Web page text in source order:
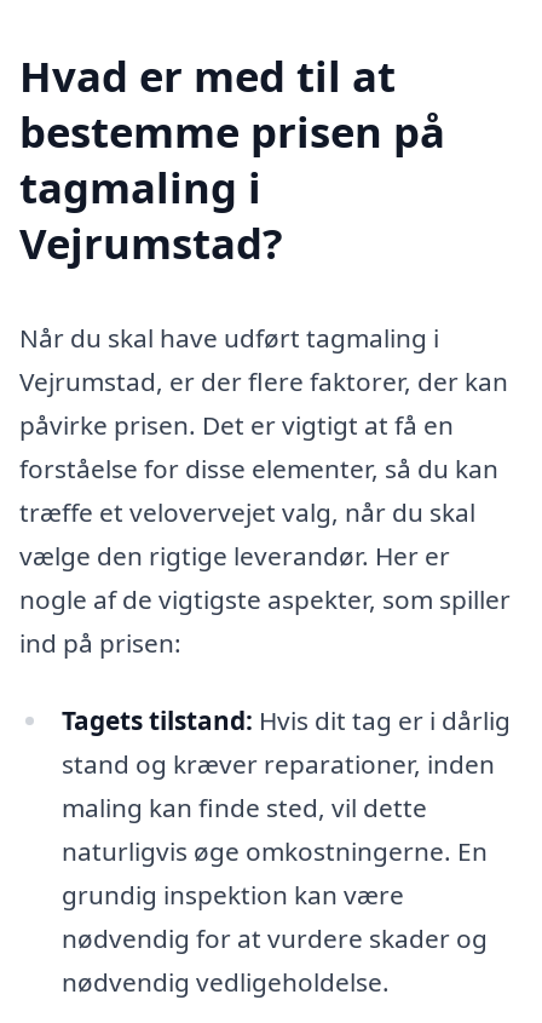
Hvad er med til at
bestemme prisen på
tagmaling i
Vejrumstad?
Når du skal have udført tagmaling i
Vejrumstad, er der flere faktorer, der kan
påvirke prisen. Det er vigtigt at få en
forståelse for disse elementer, så du kan
træffe et velovervejet valg, når du skal
vælge den rigtige leverandør. Her er
nogle af de vigtigste aspekter, som spiller
ind på prisen:
Tagets tilstand: Hvis dit tag er i dårlig
stand og kræver reparationer, inden
maling kan finde sted, vil dette
naturligvis øge omkostningerne. En
grundig inspektion kan være
nødvendig for at vurdere skader og
nødvendig vedligeholdelse.